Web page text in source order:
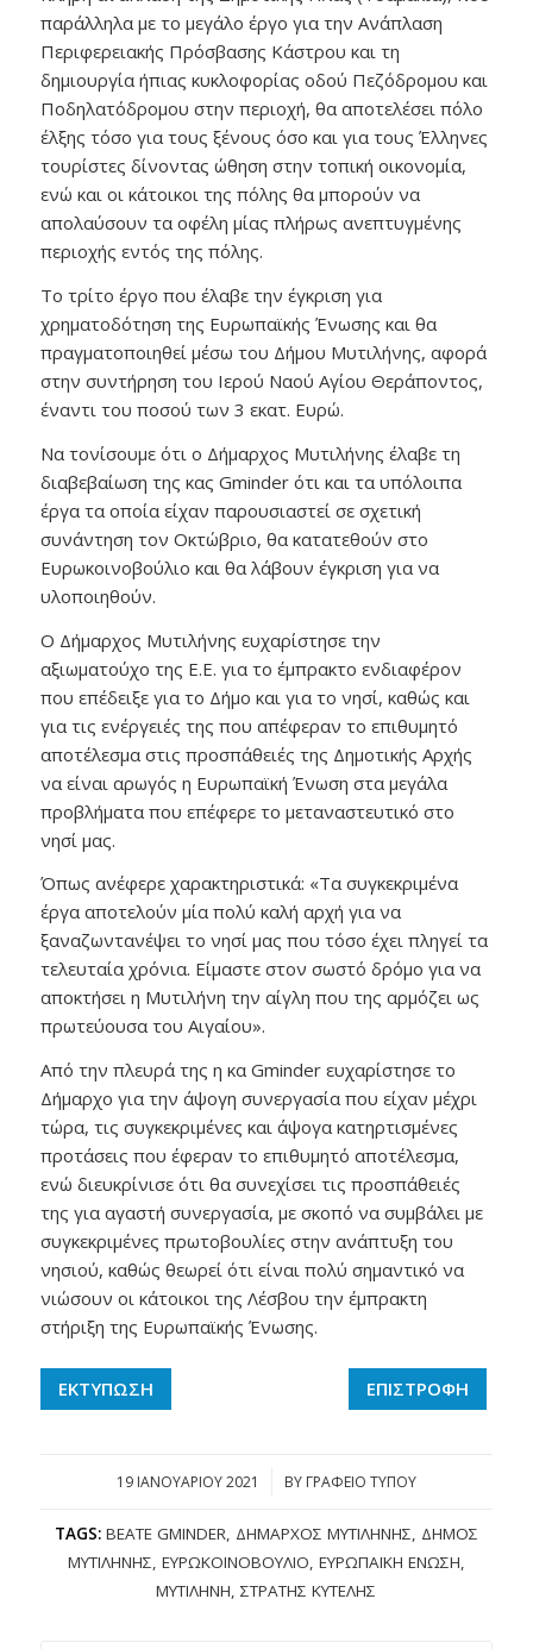
παράλληλα με το μεγάλο έργο για την Ανάπλαση
Περιφερειακής Πρόσβασης Κάστρου και τη
δημιουργία ήπιας κυκλοφορίας οδού Πεζόδρομου και
Ποδηλατόδρομου στην περιοχή, θα αποτελέσει πόλο
έλξης τόσο για τους ξένους όσο και για τους Έλληνες
τουρίστες δίνοντας ώθηση στην τοπική οικονομία,
ενώ και οι κάτοικοι της πόλης θα μπορούν να
απολαύσουν τα οφέλη μίας πλήρως ανεπτυγμένης
περιοχής εντός της πόλης.
Το τρίτο έργο που έλαβε την έγκριση για
χρηματοδότηση της Ευρωπαϊκής Ένωσης και θα
πραγματοποιηθεί μέσω του Δήμου Μυτιλήνης, αφορά
στην συντήρηση του Ιερού Ναού Αγίου Θεράποντος,
έναντι του ποσού των 3 εκατ. Ευρώ.
Να τονίσουμε ότι ο Δήμαρχος Μυτιλήνης έλαβε τη
διαβεβαίωση της κας Gminder ότι και τα υπόλοιπα
έργα τα οποία είχαν παρουσιαστεί σε σχετική
συνάντηση τον Οκτώβριο, θα κατατεθούν στο
Ευρωκοινοβούλιο και θα λάβουν έγκριση για να
υλοποιηθούν.
Ο Δήμαρχος Μυτιλήνης ευχαρίστησε την
αξιωματούχο της Ε.Ε. για το έμπρακτο ενδιαφέρον
που επέδειξε για το Δήμο και για το νησί, καθώς και
για τις ενέργειές της που απέφεραν το επιθυμητό
αποτέλεσμα στις προσπάθειές της Δημοτικής Αρχής
να είναι αρωγός η Ευρωπαϊκή Ένωση στα μεγάλα
προβλήματα που επέφερε το μεταναστευτικό στο
νησί μας.
Όπως ανέφερε χαρακτηριστικά: «Τα συγκεκριμένα
έργα αποτελούν μία πολύ καλή αρχή για να
ξαναζωντανέψει το νησί μας που τόσο έχει πληγεί τα
τελευταία χρόνια. Είμαστε στον σωστό δρόμο για να
αποκτήσει η Μυτιλήνη την αίγλη που της αρμόζει ως
πρωτεύουσα του Αιγαίου».
Από την πλευρά της η κα Gminder ευχαρίστησε το
Δήμαρχο για την άψογη συνεργασία που είχαν μέχρι
τώρα, τις συγκεκριμένες και άψογα κατηρτισμένες
προτάσεις που έφεραν το επιθυμητό αποτέλεσμα,
ενώ διευκρίνισε ότι θα συνεχίσει τις προσπάθειές
της για αγαστή συνεργασία, με σκοπό να συμβάλει με
συγκεκριμένες πρωτοβουλίες στην ανάπτυξη του
νησιού, καθώς θεωρεί ότι είναι πολύ σημαντικό να
νιώσουν οι κάτοικοι της Λέσβου την έμπρακτη
στήριξη της Ευρωπαϊκής Ένωσης.
ΕΚΤΥΠΩΣΗ ΕΠΙΣΤΡΟΦΗ
19 ΙΑΝΟΥΑΡΊΟΥ 2021
/ BY ΓΡΑΦΕΙΟ ΤΥΠΟΥ
TAGS: BEATE GMINDER, ΔΉΜΑΡΧΟΣ ΜΥΤΙΛΉΝΗΣ, ΔΉΜΟΣ
ΜΥΤΙΛΉΝΗΣ, ΕΥΡΩΚΟΙΝΟΒΟΎΛΙΟ, ΕΥΡΩΠΑΪΚΉ ΈΝΩΣΗ,
ΜΥΤΙΛΉΝΗ,ΣΤΡΑΤΉΣ ΚΎΤΕΛΗΣ